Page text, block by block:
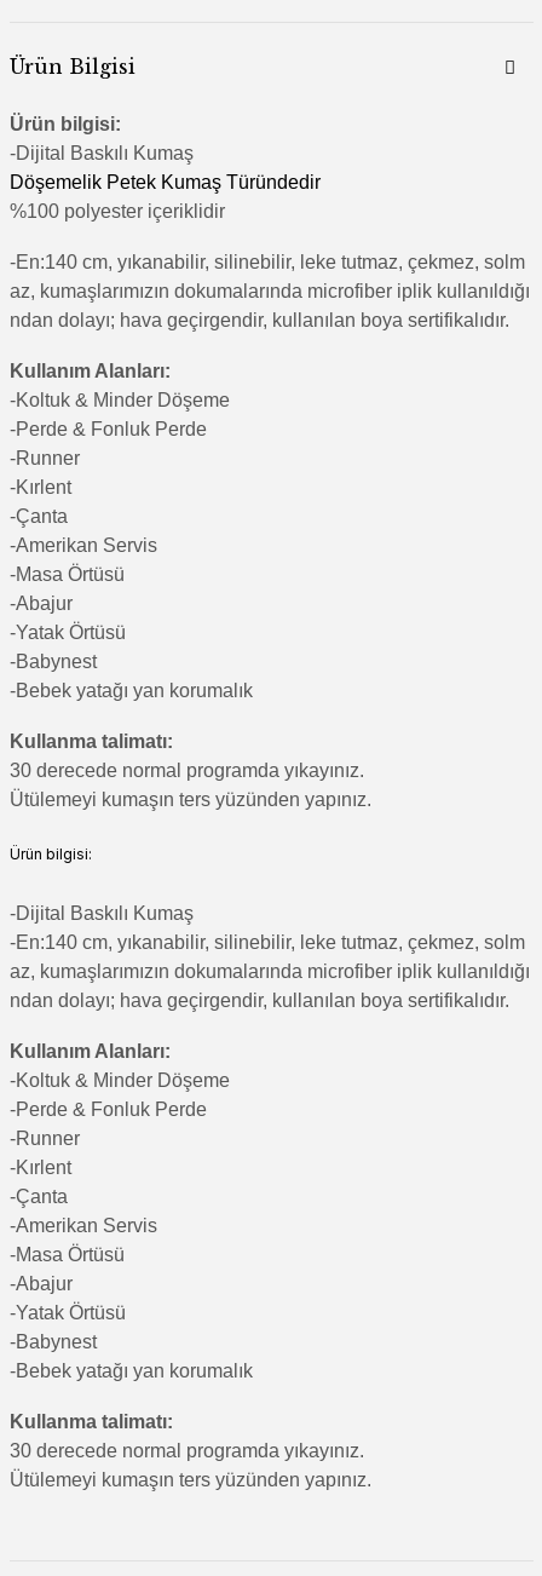
Ürün Bilgisi
Ürün bilgisi:
-Dijital Baskılı Kumaş
Döşemelik Petek Kumaş Türündedir
%100 polyester içeriklidir
-En:140 cm, yıkanabilir, silinebilir, leke tutmaz, çekmez, solm
az, kumaşlarımızın dokumalarında microfiber iplik kullanıldığı
ndan dolayı; hava geçirgendir, kullanılan boya sertifikalıdır.
Kullanım Alanları:
-Koltuk & Minder Döşeme
-Perde & Fonluk Perde
-Runner
-Kırlent
-Çanta
-Amerikan Servis
-Masa Örtüsü
-Abajur
-Yatak Örtüsü
-Babynest
-Bebek yatağı yan korumalık
Kullanma talimatı:
30 derecede normal programda yıkayınız.
Ütülemeyi kumaşın ters yüzünden yapınız.
Ürün bilgisi:
-Dijital Baskılı Kumaş
-En:140 cm, yıkanabilir, silinebilir, leke tutmaz, çekmez, solm
az, kumaşlarımızın dokumalarında microfiber iplik kullanıldığı
ndan dolayı; hava geçirgendir, kullanılan boya sertifikalıdır.
Kullanım Alanları:
-Koltuk & Minder Döşeme
-Perde & Fonluk Perde
-Runner
-Kırlent
-Çanta
-Amerikan Servis
-Masa Örtüsü
-Abajur
-Yatak Örtüsü
-Babynest
-Bebek yatağı yan korumalık
Kullanma talimatı:
30 derecede normal programda yıkayınız.
Ütülemeyi kumaşın ters yüzünden yapınız.